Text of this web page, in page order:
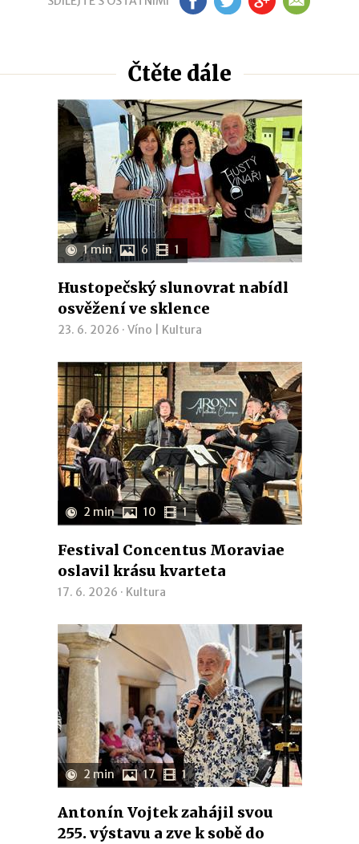
Čtěte dále
1 min 6 1
Hustopečský slunovrat nabídl
osvěžení ve sklence
23. 6. 2026 · Víno Kultura
2 min 10 1
Festival Concentus Moraviae
oslavil krásu kvarteta
17. 6. 2026 · Kultura
2 min 17 1
Antonín Vojtek zahájil svou
255. výstavu a zve k sobě do